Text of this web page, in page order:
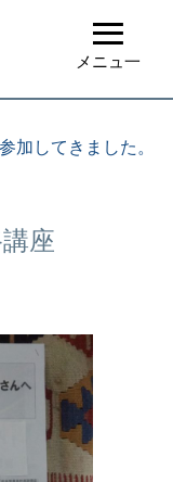
≡
メニュ一
してきました。
座